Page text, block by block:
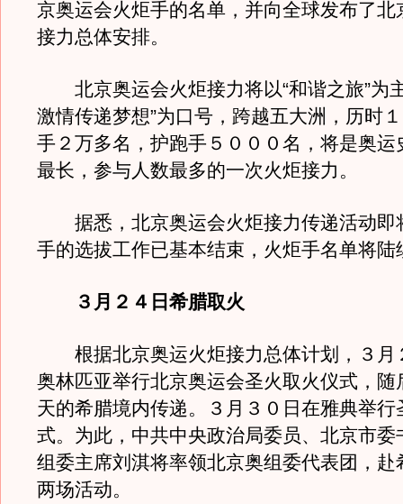
京奥运会火炬手的名单，并向全球发布了北
接力总体安排。
北京奥运会火炬接力将以“和谐之旅”为
激情传递梦想”为口号，跨越五大洲，历时
手２万多名，护跑手５０００名，将是奥运
最长，参与人数最多的一次火炬接力。
据悉，北京奥运会火炬接力传递活动即
手的选拔工作已基本结束，火炬手名单将陆
３月２４日希腊取火
根据北京奥运火炬接力总体计划，３月
奥林匹亚举行北京奥运会圣火取火仪式，随
天的希腊境内传递。３月３０日在雅典举行
式。为此，中共中央政治局委员、北京市委
组委主席刘淇将率领北京奥组委代表团，赴
两场活动。